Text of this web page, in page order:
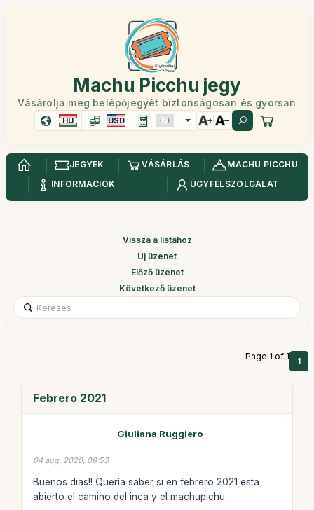
Machu Picchu jegy
Vásárolja meg belépőjegyét biztonságosan és gyorsan
HU USD
JEGYEK VÁSÁRLÁS
MACHU PICCHU
INFORMÁCIÓK
ÜGYFÉLSZOLGÁLAT
Vissza a listához
Új üzenet
Előző üzenet
Következő üzenet
Page 1 of 1 1
Febrero 2021
Giuliana Ruggiero
04 aug. 2020, 08:53
Buenos dias!! Quería saber si en febrero 2021 esta
abierto el camino del inca y el machupichu.